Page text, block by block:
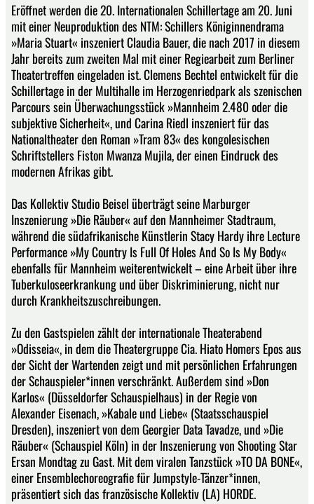
Eröffnet werden die 20. Internationalen Schillertage am 20. Juni
mit einer Neuproduktion des NTM: Schillers Königinnendrama
»Maria Stuart« inszeniert Claudia Bauer, die nach 2017 in diesem
Jahr bereits zum zweiten Mal mit einer Regiearbeit zum Berliner
Theatertreffen eingeladen ist. Clemens Bechtel entwickelt für die
Schillertage in der Multihalle im Herzogenriedpark als szenischen
Parcours sein Überwachungsstück »Mannheim 2.480 oder die
subjektive Sicherheit«, und Carina Riedl inszeniert für das
Nationaltheater den Roman »Tram 83« des kongolesischen
Schriftstellers Fiston Mwanza Mujila, der einen Eindruck des
modernen Afrikas gibt.
Das Kollektiv Studio Beisel überträgt seine Marburger
Inszenierung »Die Räuber« auf den Mannheimer Stadtraum,
während die südafrikanische Künstlerin Stacy Hardy ihre Lecture
Performance »My Country Is Full Of Holes And So Is My Body«
ebenfalls für Mannheim weiterentwickelt – eine Arbeit über ihre
Tuberkuloseerkrankung und über Diskriminierung, nicht nur
durch Krankheitszuschreibungen.
Zu den Gastspielen zählt der internationale Theaterabend
»Odisseia«, in dem die Theatergruppe Cia. Hiato Homers Epos aus
der Sicht der Wartenden zeigt und mit persönlichen Erfahrungen
der Schauspieler*innen verschränkt. Außerdem sind »Don
Karlos« (Düsseldorfer Schauspielhaus) in der Regie von
Alexander Eisenach, »Kabale und Liebe« (Staatsschauspiel
Dresden), inszeniert von dem Georgier Data Tavadze, und »Die
Räuber« (Schauspiel Köln) in der Inszenierung von Shooting Star
Ersan Mondtag zu Gast. Mit dem viralen Tanzstück »TO DA BONE«,
einer Ensemblechoreografie für Jumpstyle-Tänzer*innen,
präsentiert sich das französische Kollektiv (LA) HORDE.